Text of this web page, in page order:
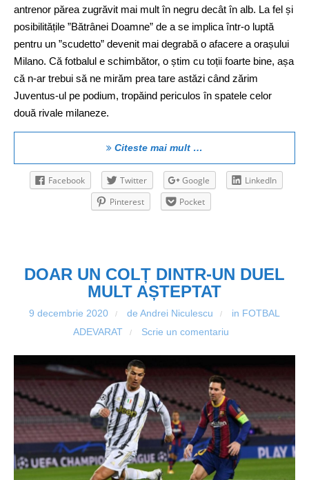
antrenor părea zugrăvit mai mult în negru decât în alb. La fel și
posibilitățile ”Bătrânei Doamne” de a se implica într-o luptă
pentru un ”scudetto” devenit mai degrabă o afacere a orașului
Milano. Că fotbalul e schimbător, o știm cu toții foarte bine, așa
că n-ar trebui să ne mirăm prea tare astăzi când zărim
Juventus-ul pe podium, tropăind periculos în spatele celor
două rivale milaneze.
Citeste mai mult …
Facebook Twitter Google
LinkedIn
Pinterest
Pocket
DOAR UN COLȚ DINTR-UN DUEL
MULT AȘTEPTAT
9 decembrie 2020 / de Andrei Niculescu / in FOTBAL
ADEVARAT
/ Scrie un comentariu